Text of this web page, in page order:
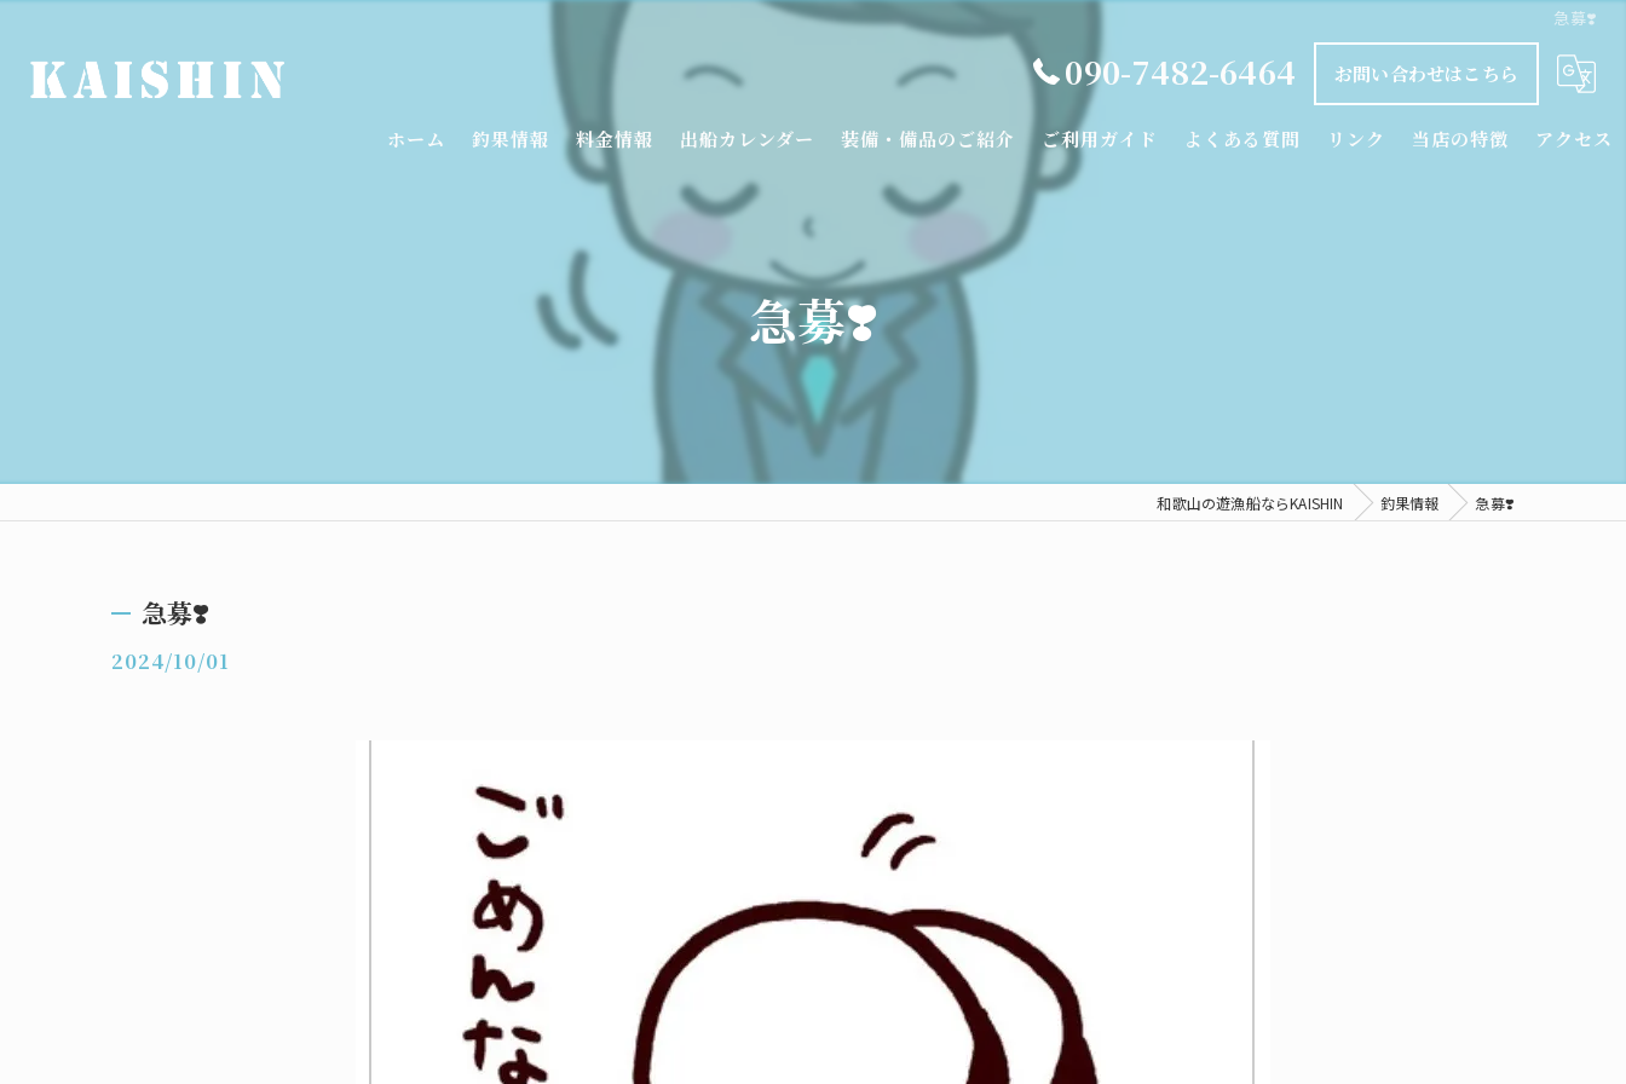
急募❣️
090-7482-6464 お問い合わせはこちら
ホーム 釣果情報 料金情報 出船カレンダー 装備・備品のご紹介 ご利用ガイド よくある質問 リンク 当店の特徴 アクセス
急募❣️
和歌山の遊漁船ならKAISHIN 釣果情報 急募❣️
急募❣️
2024/10/01